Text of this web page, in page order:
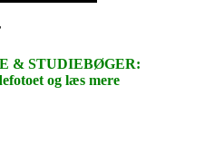
& STUDIEBØGER:
og læs mere